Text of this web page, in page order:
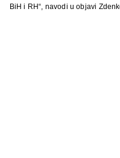
BiH i RH“, navodi u objavi